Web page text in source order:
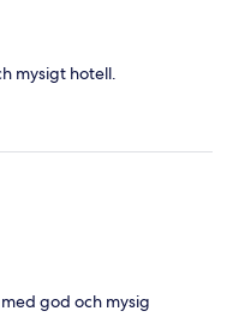
mysigt hotell.
god och mysig